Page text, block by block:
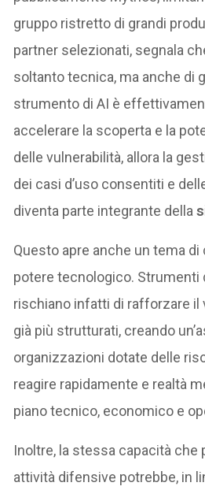
gruppo ristretto di grandi
partner selezionati, segnala
soltanto tecnica, ma anche di
strumento di AI è
accelerare la scoperta e la
delle vulnerabilità, allora la
dei casi d’uso consentiti e
diventa parte integrante della
Questo apre anche un tema
potere tecnologico. Strumenti
rischiano infatti di rafforzare il
già più strutturati, creando
organizzazioni dotate delle
reagire rapidamente e realtà
piano tecnico, economico e
Inoltre, la stessa capacità che
attività difensive potrebbe, in